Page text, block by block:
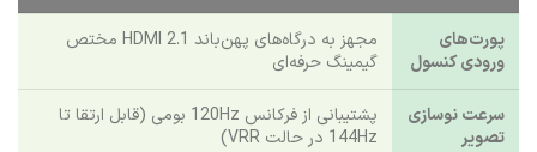
پورت‌های
ورودی کنسول
مجهز به درگاه‌های پهن‌باند HDMI 2.1 مختص
گیمینگ حرفه‌ای
سرعت نوسازی
تصویر
پشتیبانی از فرکانس 120Hz بومی (قابل ارتقا تا
144Hz در حالت VRR)